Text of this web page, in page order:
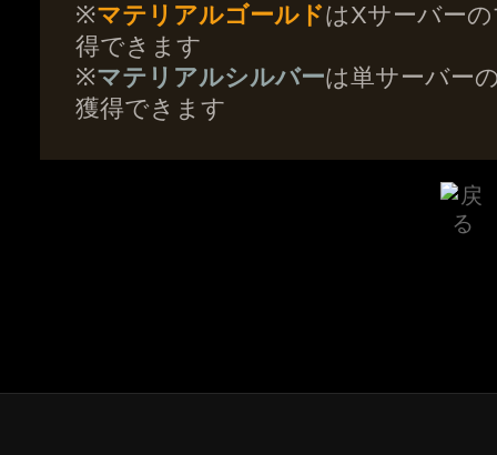
※マテリアルゴールドはXサーバー
得できます
※マテリアルシルバーは単サーバー
獲得できます